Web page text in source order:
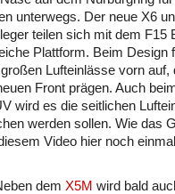
unterwegs. Der neue X6
teilen sich mit dem F15
Plattform. Beim Design
Lufteinlässe vorn auf,
Front prägen. Auch
wird es die seitlichen
werden sollen. Wie das
Video hier noch
dem X5M wird bald